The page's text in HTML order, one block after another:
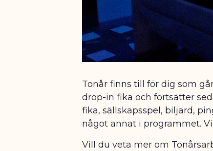
Tonår finns till för dig som
drop-in fika och fortsätter
fika, sällskapsspel, biljard,
något annat i programmet.
Vill du veta mer om